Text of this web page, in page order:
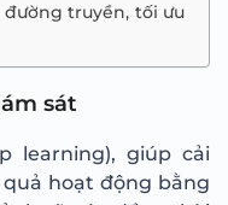
truyền, tối ưu
sát
learning), giúp cải
hoạt động bằng